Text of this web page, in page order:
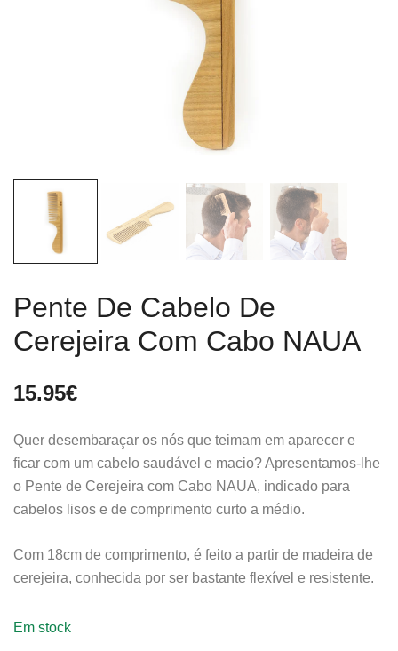
Pente De Cabelo De
Cerejeira Com Cabo NAUA
15.95€
Quer desembaraçar os nós que teimam em aparecer e
ficar com um cabelo saudável e macio? Apresentamos-lhe
o Pente de Cerejeira com Cabo NAUA, indicado para
cabelos lisos e de comprimento curto a médio.
Com 18cm de comprimento, é feito a partir de madeira de
cerejeira, conhecida por ser bastante flexível e resistente.
Em stock